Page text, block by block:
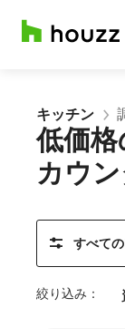
キッチン
低価
カウ
すべて
絞り込み：